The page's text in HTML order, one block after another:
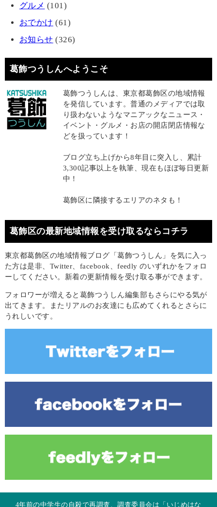
グルメ (101)
おでかけ (61)
お知らせ (326)
葛飾つうしんへようこそ
葛飾つうしんは、東京都葛飾区の地域情報
を発信しています。普通のメディアでは取
り扱わないようなマニアックなニュース・
イベント・グルメ・お店の開店閉店情報な
どを扱っています！
ブログ立ち上げから8年目に突入し、累計
3,300記事以上を執筆、現在もほぼ毎日更新
中！
葛飾区に隣接するエリアのネタも！
葛飾区の最新地域情報を受け取るならコチラ
東京都葛飾区の地域情報ブログ「葛飾つうしん」を気に入っ
た方は是非、Twitter、facebook、feedly のいずれかをフォロ
ーしてください。新着の更新情報を受け取る事ができます。
フォロワーが増えると葛飾つうしん編集部もさらにやる気が
出てきます。またリアルのお友達にも広めてくれるとさらに
うれしいです。
4年前の中学生の自殺で再調査、調査委員会は「いじめはな